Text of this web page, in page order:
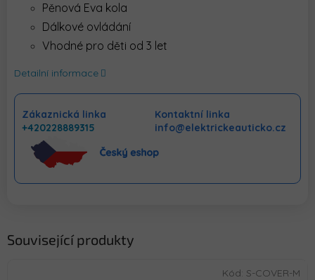
Pěnová Eva kola
Dálkové ovládání
Vhodné pro děti od 3 let
Detailní informace
Zákaznická linka
+420228889315
Kontaktní linka
info@elektrickeauticko.cz
Související produkty
Kód: S-COVER-M